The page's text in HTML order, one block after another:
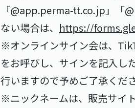
「@app.perma-tt.co.jp」「
ない場合は、 https://
※オンラインサイン会は、
をお呼びし、サインを記入し
行いますので予めご了承くださ
※ニックネームは、販売サイ